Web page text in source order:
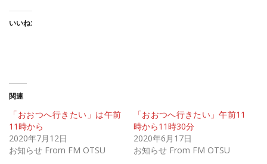
いいね:
関連
「おおつへ行きたい」は午前
11時から
2020年7月12日
お知らせ From FM OTSU
「おおつへ行きたい」午前11
時から11時30分
2020年6月17日
お知らせ From FM OTSU